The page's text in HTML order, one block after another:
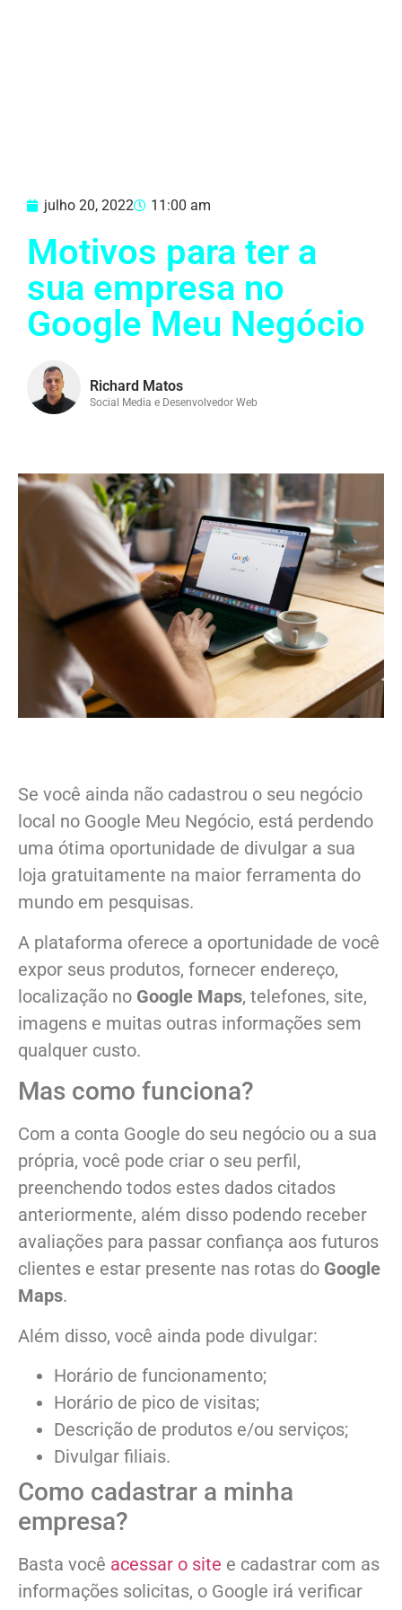
julho 20, 2022 11:00 am
Motivos para ter a
sua empresa no
Google Meu Negócio
Richard Matos
Social Media e Desenvolvedor Web
Se você ainda não cadastrou o seu negócio
local no Google Meu Negócio, está perdendo
uma ótima oportunidade de divulgar a sua
loja gratuitamente na maior ferramenta do
mundo em pesquisas.
A plataforma oferece a oportunidade de você
expor seus produtos, fornecer endereço,
localização no Google Maps, telefones, site,
imagens e muitas outras informações sem
qualquer custo.
Mas como funciona?
Com a conta Google do seu negócio ou a sua
própria, você pode criar o seu perfil,
preenchendo todos estes dados citados
anteriormente, além disso podendo receber
avaliações para passar confiança aos futuros
clientes e estar presente nas rotas do Google
Maps.
Além disso, você ainda pode divulgar:
Horário de funcionamento;
Horário de pico de visitas;
Descrição de produtos e/ou serviços;
Divulgar filiais.
Como cadastrar a minha
empresa?
Basta você acessar o site e cadastrar com as
informações solicitas, o Google irá verificar